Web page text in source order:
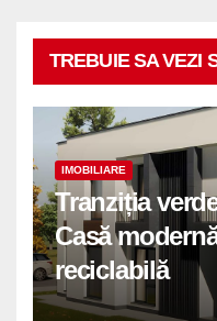
TREBUIE SA VEZI
IMOBILIARE
Tranziția
Casă
reciclabilă